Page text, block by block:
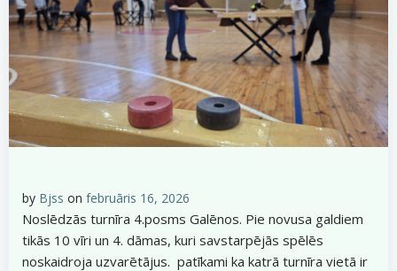
by Bjss on februāris 16, 2026
Noslēdzās turnīra 4.posms Galēnos. Pie novusa galdiem
tikās 10 vīri un 4. dāmas, kuri savstarpējās spēlēs
noskaidroja uzvarētājus. patīkami ka katrā turnīra vietā ir